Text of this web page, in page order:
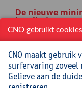
De nieuwe
kwaliteitszorg
ICT-
Online
CNO gebruikt cookies
CNO maakt gebruik
surfervaring
Gelieve aan de